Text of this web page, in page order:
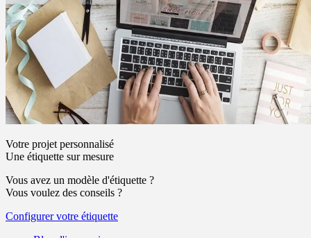
Votre projet personnalisé
Une étiquette sur mesure
Vous avez un modèle d'étiquette ?
Vous voulez des conseils ?
Configurer votre étiquette